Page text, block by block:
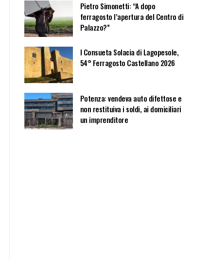
Pietro Simonetti: “A dopo
ferragosto l’apertura del Centro di
Palazzo?”
I Consueta Solacia di Lagopesole,
54° Ferragosto Castellano 2026
Potenza: vendeva auto difettose e
non restituiva i soldi, ai domiciliari
un imprenditore